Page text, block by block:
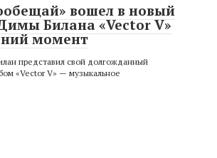
вошел в новый
Билана «Vector V»
момент
представил свой долгожданный
«Vector V» — музыкальное